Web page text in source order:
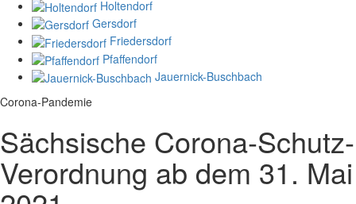
Holtendorf
Gersdorf
Friedersdorf
Pfaffendorf
Jauernick-Buschbach
Corona-Pandemie
Sächsische Corona-Schutz-
Verordnung ab dem 31. Mai